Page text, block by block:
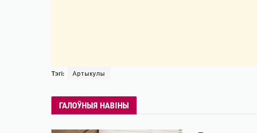
Тэгі: Артыкулы
ГАЛОЎНЫЯ НАВІНЫ